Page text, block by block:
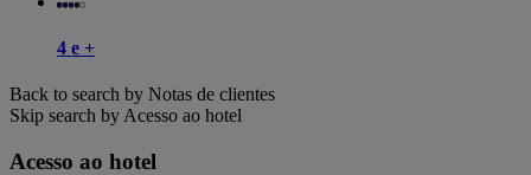
4 e +
Back to search by Notas de clientes
Skip search by Acesso ao hotel
Acesso ao hotel